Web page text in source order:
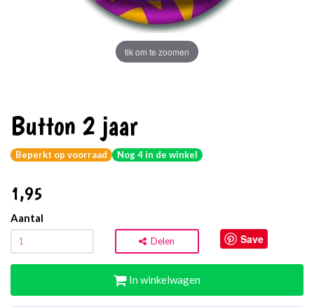
tik om te zoomen
Button 2 jaar
Beperkt op voorraad Nog 4 in de winkel
1,95
Aantal
Delen Save
In winkelwagen